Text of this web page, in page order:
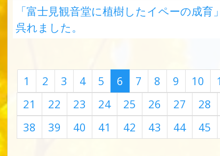
「富士見観音堂に植樹したイペーの成
呉れました。
1 2 3 4 5 6 7 8 9 10
21
22 23 24 25 26 27
28
38
39 40 41 42 43 44 45